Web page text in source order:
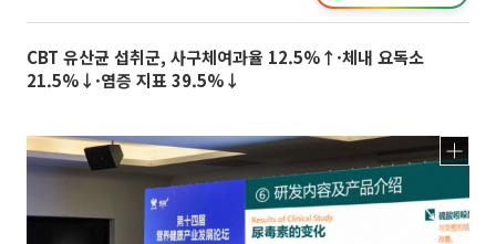
CBT 유산균 섭취군, 사구체여과율 12.5%↑·체내 요독소
21.5%↓·염증 지표 39.5%↓